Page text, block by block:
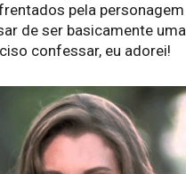
pela personagem
de ser basicamente
confessar, eu adorei!